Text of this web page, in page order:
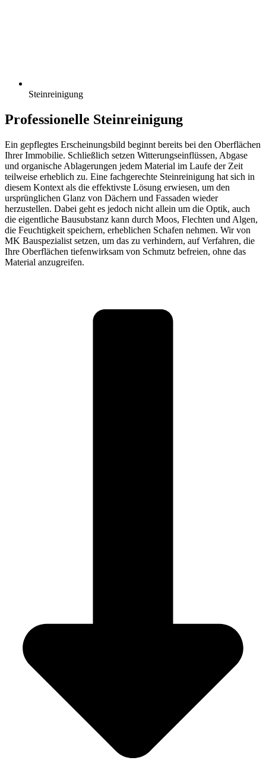
Steinreinigung
Professionelle Steinreinigung
Ein gepflegtes Erscheinungsbild beginnt bereits bei den Oberflächen
Ihrer Immobilie. Schließlich setzen Witterungseinflüssen, Abgase
und organische Ablagerungen jedem Material im Laufe der Zeit
teilweise erheblich zu. Eine fachgerechte Steinreinigung hat sich in
diesem Kontext als die effektivste Lösung erwiesen, um den
ursprünglichen Glanz von Dächern und Fassaden wieder
herzustellen. Dabei geht es jedoch nicht allein um die Optik, auch
die eigentliche Bausubstanz kann durch Moos, Flechten und Algen,
die Feuchtigkeit speichern, erheblichen Schafen nehmen. Wir von
MK Bauspezialist setzen, um das zu verhindern, auf Verfahren, die
Ihre Oberflächen tiefenwirksam von Schmutz befreien, ohne das
Material anzugreifen.